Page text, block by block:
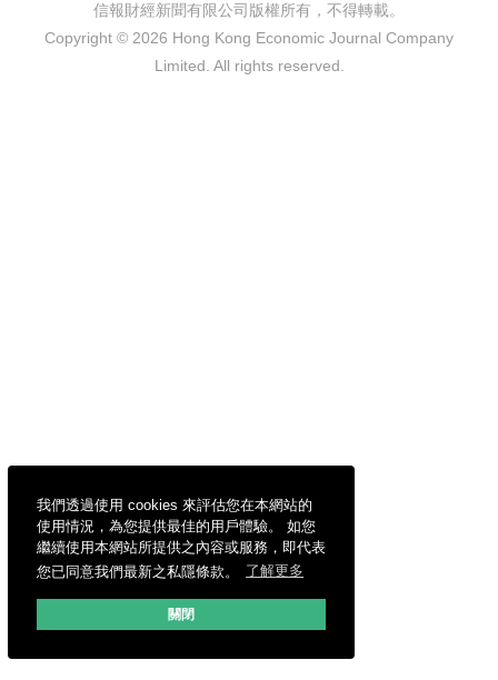
我們透過使用 cookies 來評估您在本網站的
使用情況，為您提供最佳的用戶體驗。 如您
繼續使用本網站所提供之內容或服務，即代表
您已同意我們最新之私隱條款。
了解更多
關閉
信報財經新聞有限公司版權所有，不得轉載。
Copyright © 2026 Hong Kong Economic Journal Company
Limited. All rights reserved.